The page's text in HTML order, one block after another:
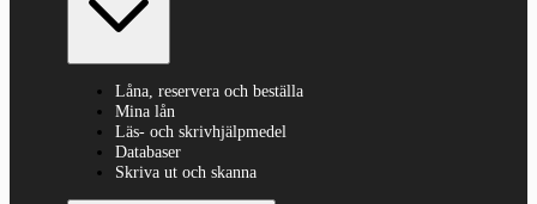
Låna, reservera och beställa
Mina lån
Läs- och skrivhjälpmedel
Databaser
Skriva ut och skanna